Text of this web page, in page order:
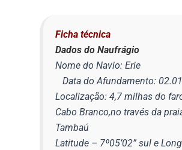
Ficha técnica
Dados do Naufrágio
Nome do Navio:
Data do Afundamento:
Localização: 4,7 milhas do
Cabo Branco,no través da
Tambaú
Latitude – 7º05’02” sul e